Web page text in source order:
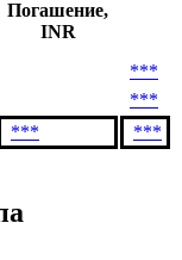
INR
***
***